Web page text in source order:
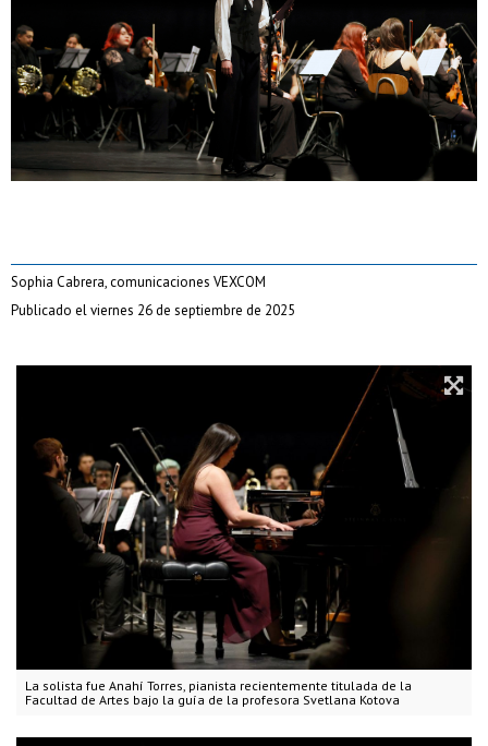
La solista fue Anahí Torres, pianista recientemente titulada de la
Facultad de Artes bajo la guía de la profesora Svetlana Kotova
Sophia Cabrera, comunicaciones VEXCOM
Publicado el viernes 26 de septiembre de 2025